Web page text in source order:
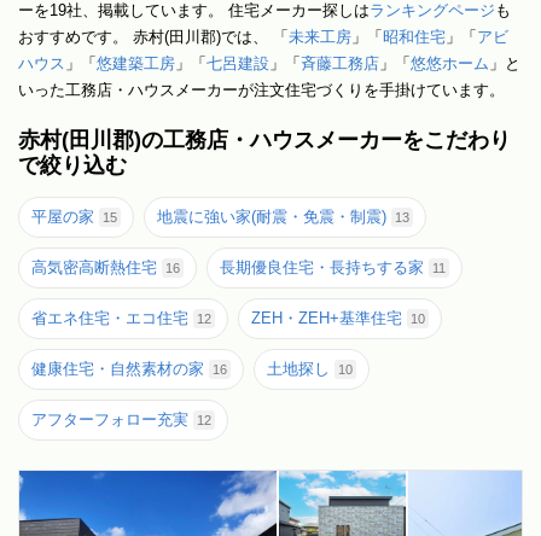
ーを19社、掲載しています。 住宅メーカー探しはランキングページ も
おすすめです。 赤村(田川郡)では、 「 未来工房 」「 昭和住宅 」「 アビ
ハウス 」「 悠建築工房 」「 七呂建設 」「 斉藤工務店 」「 悠悠ホーム 」と
いった工務店・ハウスメーカーが注文住宅づくりを手掛けています。
赤村(田川郡)の工務店・ハウスメーカーをこだわり
で絞り込む
平屋の家 15 地震に強い家(耐震・免震・制震) 13
高気密高断熱住宅 16 長期優良住宅・長持ちする家 11
省エネ住宅・エコ住宅 12 ZEH・ZEH+基準住宅 10
健康住宅・自然素材の家 16 土地探し 10
アフターフォロー充実 12